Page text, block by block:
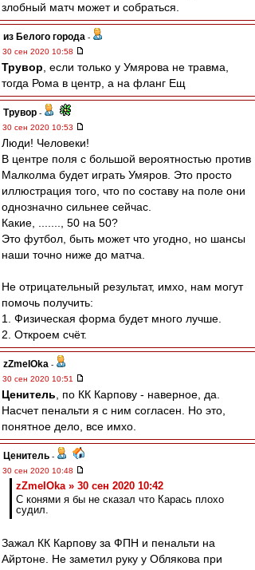
злобный матч может и собраться.
из Белого города -
30 сен 2020 10:58
Трувор , если только у Умярова не травма,
тогда Рома в центр, а на фланг Ещ
Трувор -
30 сен 2020 10:53
Люди! Человеки!
В центре поля с большой вероятностью против
Малколма будет играть Умяров. Это просто
иллюстрация того, что по составу на поле они
однозначно сильнее сейчас.
Какие, ......., 50 на 50?
Это футбол, быть может что угодно, но шансы
наши точно ниже до матча.
Не отрицательный результат, имхо, нам могут
помочь получить:
1. Физическая форма будет много лучше.
2. Откроем счёт.
zZmeIOka -
30 сен 2020 10:51
Ценитель , по КК Карпову - наверное, да.
Насчет пенальти я с ним согласен. Но это,
понятное дело, все имхо.
Ценитель -
30 сен 2020 10:48
zZmeIOka » 30 сен 2020 10:42
С конями я бы не сказал что Карась плохо
судил.
Зажал КК Карпову за ФПН и пенальти на
Айртоне. Не заметил руку у Облякова при